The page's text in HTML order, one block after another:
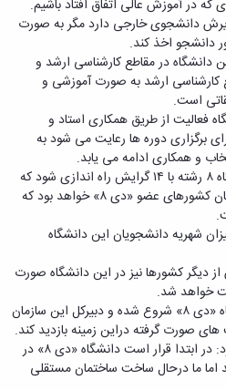
در آموزش عالی اتفاق افتاد باشیم.
دانشجوی خارجی دارد مگر به صورت
دانشجو اخذ کند.
دانشگاه در مقاطع کارشناسی ارشد و
ارشد به صورت آموزشی و
است.
فعالیت از طریق همکاری استاد و
برگزاری دوره ها رعایت می شود به
و همکاری ادامه می یابد.
وی افزود: قرار است در این دانشگاه ۸ رشته با ۱۴ گرایش راه اندازی شود که
اولویت پذیرش مربوط به دانشجویان کشورهای عضو «دی ۸» خواهد بود که
شهریه دانشجویان این دانشگاه
دیگر کشورها نیز در این دانشگاه صورت
خواهد شد.
وی ادامه داد: ساخت سردر دانشگاه «دی ۸» شروع شده و دبیرکل این سازمان
های صورت گرفته دراین زمینه بازدید کند.
رئیس دانشگاه بوعلی سینا تاکید کرد: در ابتدا قرار است دانشگاه «دی ۸» در
اما ما درحال ساخت ساختمان مستقلی